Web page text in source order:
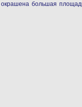
большая